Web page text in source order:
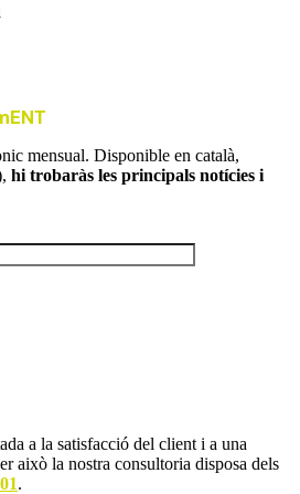
mensual. Disponible en català,
hi trobaràs les principals notícies i
a la satisfacció del client i a una
això la nostra consultoria disposa dels
.